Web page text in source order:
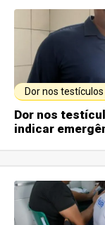
Dor nos testículos
Dor nos
indicar